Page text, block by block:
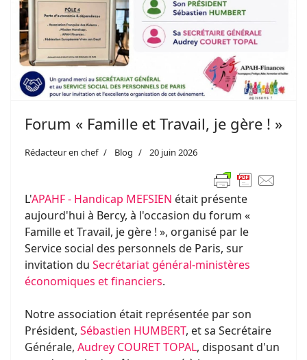
Forum « Famille et Travail, je gère ! »
Rédacteur en chef Blog 20 juin 2026
L'APAHF - Handicap MEFSIEN était présente
aujourd'hui à Bercy, à l'occasion du forum «
Famille et Travail, je gère ! », organisé par le
Service social des personnels de Paris, sur
invitation du Secrétariat général-ministères
économiques et financiers.
Notre association était représentée par son
Président, Sébastien HUMBERT, et sa Secrétaire
Générale, Audrey COURET TOPAL, disposant d'un